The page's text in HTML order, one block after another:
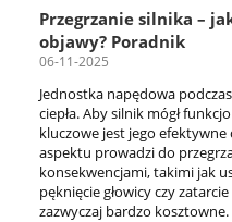
Przegrzanie silnika –
objawy? Poradnik
06-11-2025
Jednostka napędowa
ciepła. Aby silnik mógł
kluczowe jest jego efektywne
aspektu prowadzi do
konsekwencjami, takimi jak
pęknięcie głowicy czy
zazwyczaj bardzo kosztowne.